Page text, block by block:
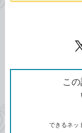
こ
できるネッ